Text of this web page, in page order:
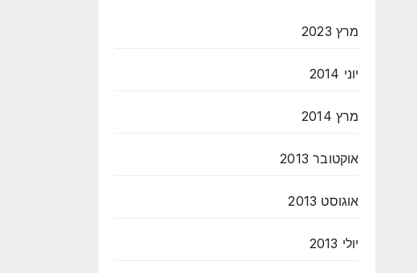
מרץ 2023
יוני 2014
מרץ 2014
אוקטובר 2013
אוגוסט 2013
יולי 2013